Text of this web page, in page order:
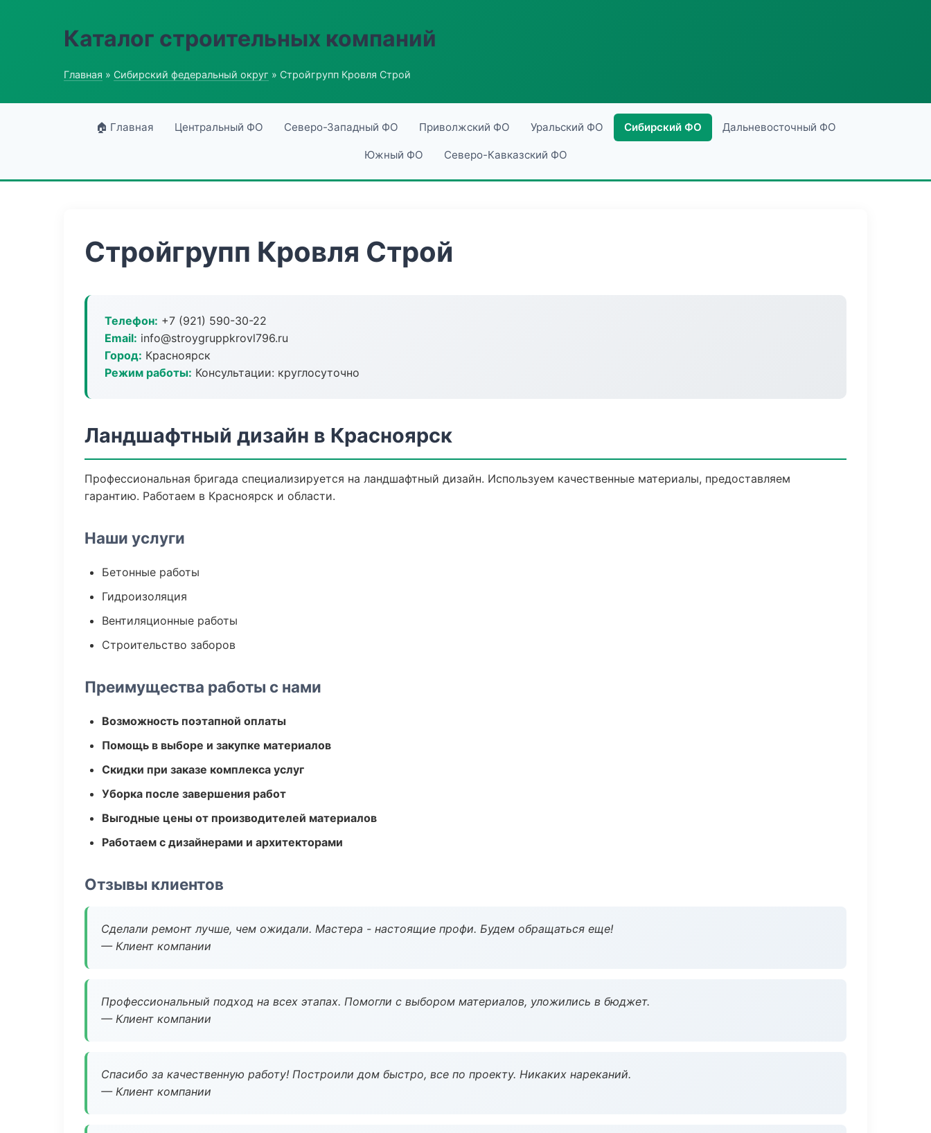
Каталог строительных компаний
Главная » Сибирский федеральный округ » Стройгрупп Кровля Строй
🏠 Главная Центральный ФО Северо-Западный ФО Приволжский ФО Уральский ФО Сибирский ФО Дальневосточный ФО
Южный ФО Северо-Кавказский ФО
Стройгрупп Кровля Строй
Телефон: +7 (921) 590-30-22
Email: info@stroygruppkrovl796.ru
Город: Красноярск
Режим работы: Консультации: круглосуточно
Ландшафтный дизайн в Красноярск
Профессиональная бригада специализируется на ландшафтный дизайн. Используем качественные материалы, предоставляем
гарантию. Работаем в Красноярск и области.
Наши услуги
Бетонные работы
Гидроизоляция
Вентиляционные работы
Строительство заборов
Преимущества работы с нами
Возможность поэтапной оплаты
Помощь в выборе и закупке материалов
Скидки при заказе комплекса услуг
Уборка после завершения работ
Выгодные цены от производителей материалов
Работаем с дизайнерами и архитекторами
Отзывы клиентов
Сделали ремонт лучше, чем ожидали. Мастера - настоящие профи. Будем обращаться еще!
— Клиент компании
Профессиональный подход на всех этапах. Помогли с выбором материалов, уложились в бюджет.
— Клиент компании
Спасибо за качественную работу! Построили дом быстро, все по проекту. Никаких нареканий.
— Клиент компании